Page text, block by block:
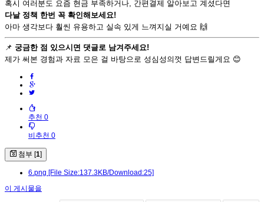
혹시 여러분도 요즘 현금 부족하거나, 간편결제 알아보고 계셨다면
다날 정책 한번 꼭 확인해보세요!
아마 생각보다 훨씬 유용하고 실속 있게 느껴지실 거예요 🙌
📌 궁금한 점 있으시면 댓글로 남겨주세요!
제가 써본 경험과 자료 모은 걸 바탕으로 성심성의껏 답변드릴게요 😊
추천 0
비추천 0
첨부 [1]
6.png [File Size:137.3KB/Download:25]
이 게시물을